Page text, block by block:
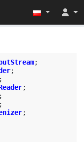
;
;
;
;
;
;
;